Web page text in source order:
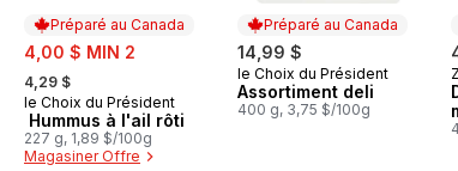
Préparé au Canada
sale:
4,00 $ MIN 2
, formerly:
4,29 $
Préparé au Canada
le Choix du Président
Hummus à l'ail rôti
227 g, 1,89 $/100g
Magasiner Offre
Préparé au Canada
14,99 $
Préparé au Canada
le Choix du Président
Assortiment deli
400 g, 3,75 $/100g